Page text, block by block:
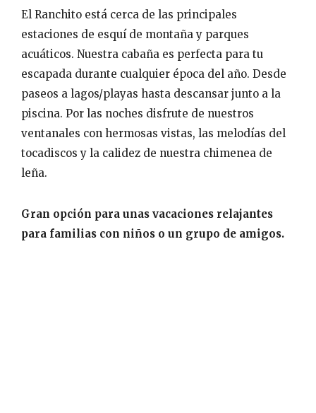
El Ranchito está cerca de las principales
estaciones de esquí de montaña y parques
acuáticos. Nuestra cabaña es perfecta para tu
escapada durante cualquier época del año. Desde
paseos a lagos/playas hasta descansar junto a la
piscina. Por las noches disfrute de nuestros
ventanales con hermosas vistas, las melodías del
tocadiscos y la calidez de nuestra chimenea de
leña.
Gran opción para unas vacaciones relajantes
para familias con niños o un grupo de amigos.